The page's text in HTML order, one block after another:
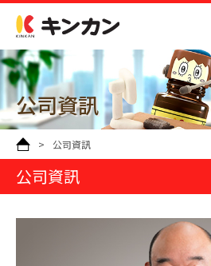
公司資訊
> 公司資訊
公司資訊